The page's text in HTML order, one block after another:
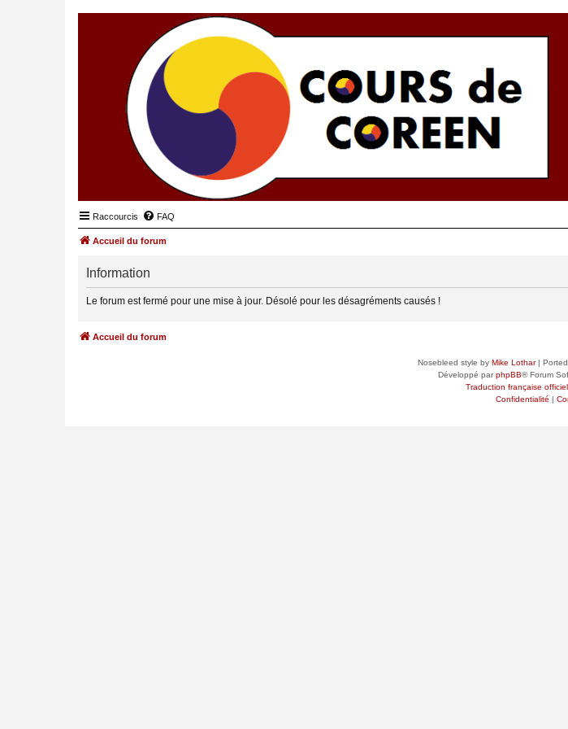
Raccourcis FAQ
Accueil du forum
Information
Le forum est fermé pour une mise à jour. Désolé pour les désagréments causés !
Accueil du forum
Nosebleed style by Mike Lothar| Ported
Développé parphpBB® Forum
Traduction française
Confidentialité |